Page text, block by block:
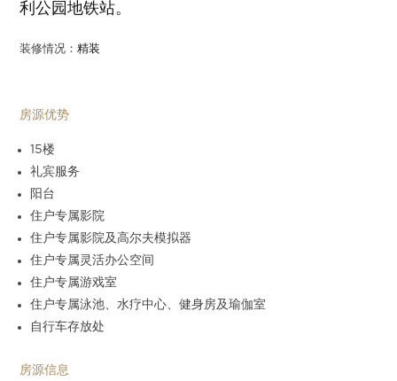
利公园地铁站。
装修情况：精装
房源优势
15楼
礼宾服务
阳台
住户专属影院
住户专属影院及高尔夫模拟器
住户专属灵活办公空间
住户专属游戏室
住户专属泳池、水疗中心、健身房及瑜伽室
自行车存放处
房源信息